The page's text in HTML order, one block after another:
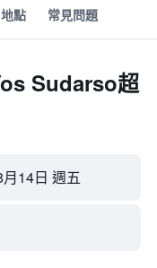
地點 常見問題
Sudarso超
14日 週五